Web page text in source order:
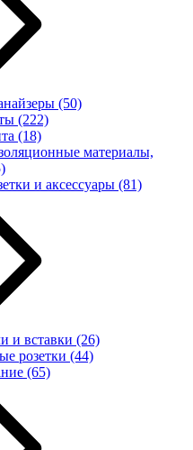
(50)
(222)
(18)
материалы,
и аксессуары (81)
и вставки (26)
розетки (44)
(65)